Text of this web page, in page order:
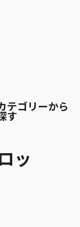
テゴリーから
す
ッ